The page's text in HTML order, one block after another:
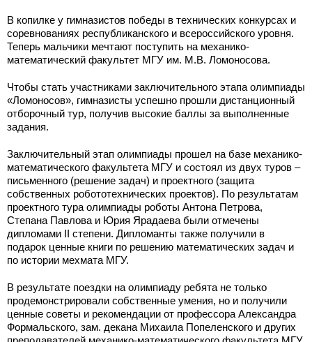
В копилке у гимназистов победы в технических конкурсах и
соревнованиях республиканского и всероссийского уровня.
Теперь мальчики мечтают поступить на механико-
математический факультет МГУ им. М.В. Ломоносова.
Чтобы стать участниками заключительного этапа олимпиады
«Ломоносов», гимназисты успешно прошли дистанционный
отборочный тур, получив высокие баллы за выполненные
задания.
Заключительный этап олимпиады прошел на базе механико-
математического факультета МГУ и состоял из двух туров –
письменного (решение задач) и проектного (защита
собственных робототехнических проектов). По результатам
проектного тура олимпиады роботы Антона Петрова,
Степана Павлова и Юрия Ярадаева были отмечены
дипломами II степени. Дипломанты также получили в
подарок ценные книги по решению математических задач и
по истории мехмата МГУ.
В результате поездки на олимпиаду ребята не только
продемонстрировали собственные умения, но и получили
ценные советы и рекомендации от профессора Александра
Формальского, зам. декана Михаила Попеленского и других